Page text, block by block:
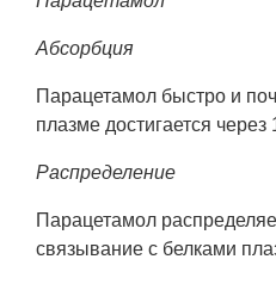
Абсорбция
Парацетамол быстро и
плазме достигается через
Распределение
Парацетамол
связывание с белками